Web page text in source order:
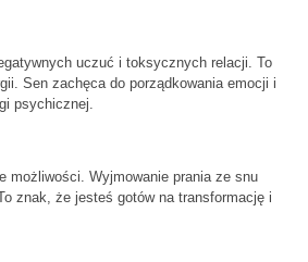
uczuć i toksycznych relacji. To
Sen zachęca do porządkowania emocji i
psychicznej.
możliwości. Wyjmowanie prania ze snu
znak, że jesteś gotów na transformację i